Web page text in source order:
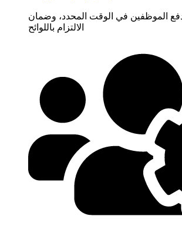
دفع الموظفين في الوقت المحدد، وضمان
الالتزام باللوائح